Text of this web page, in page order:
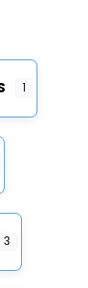
1
3
categorías